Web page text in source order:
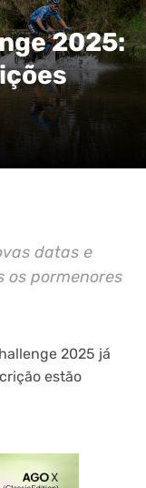
2025:
datas e
os pormenores
2025 já
estão